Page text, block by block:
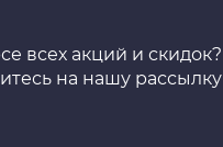
всех акций и скидок?
на нашу рассылку